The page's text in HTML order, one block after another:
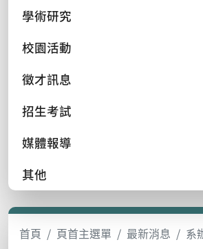
學術研究
校園活動
徵才訊息
招生考試
媒體報導
其他
首頁 頁首主選單 最新消息 系